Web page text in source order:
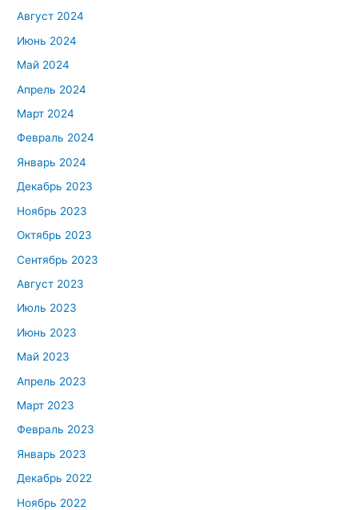
Август 2024
Июнь 2024
Май 2024
Апрель 2024
Март 2024
Февраль 2024
Январь 2024
Декабрь 2023
Ноябрь 2023
Октябрь 2023
Сентябрь 2023
Август 2023
Июль 2023
Июнь 2023
Май 2023
Апрель 2023
Март 2023
Февраль 2023
Январь 2023
Декабрь 2022
Ноябрь 2022